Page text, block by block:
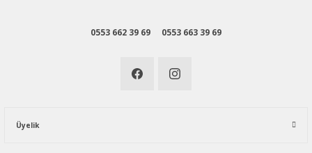
0553 662 39 69 0553 663 39 69
Üyelik